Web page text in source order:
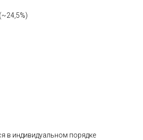
в индивидуальном порядке